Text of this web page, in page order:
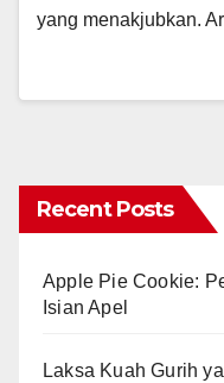
yang menakjubkan.
Recent Posts
Apple Pie Cookie:
Isian Apel
Laksa Kuah Gurih